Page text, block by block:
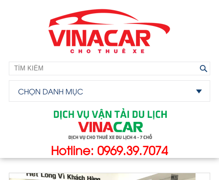
CHỌN DANH MỤC
Hotline: 0969.39.7074